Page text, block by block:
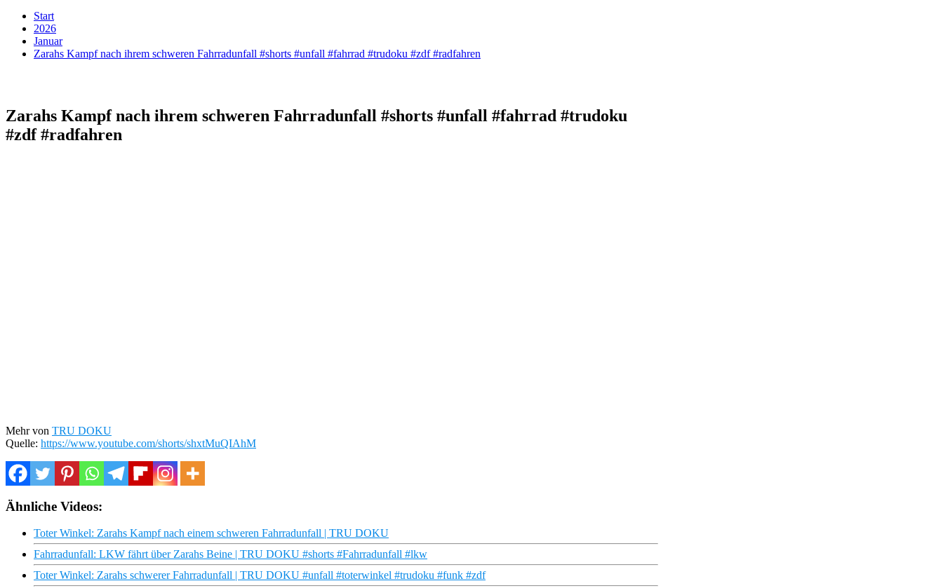
Start
2026
Januar
Zarahs Kampf nach ihrem schweren Fahrradunfall #shorts #unfall #fahrrad #trudoku #zdf #radfahren
Zarahs Kampf nach ihrem schweren Fahrradunfall #shorts #unfall #fahrrad #trudoku
#zdf #radfahren
Mehr von TRU DOKU
Quelle: https://www.youtube.com/shorts/shxtMuQIAhM
Ähnliche Videos:
Toter Winkel: Zarahs Kampf nach einem schweren Fahrradunfall | TRU DOKU
Fahrradunfall: LKW fährt über Zarahs Beine | TRU DOKU #shorts #Fahrradunfall #lkw
Toter Winkel: Zarahs schwerer Fahrradunfall | TRU DOKU #unfall #toterwinkel #trudoku #funk #zdf